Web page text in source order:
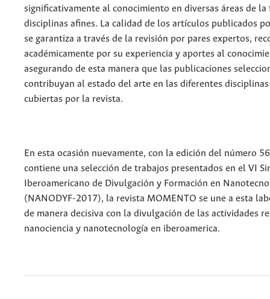
significativamente al conocimiento en diversas áreas de la
disciplinas afines. La calidad de los artículos publicados
se garantiza a través de la revisión por pares expertos,
académicamente por su experiencia y aportes al
asegurando de esta manera que las publicaciones
contribuyan al estado del arte en las diferentes disciplinas
cubiertas por la revista.
En esta ocasión nuevamente, con la edición del número
contiene una selección de trabajos presentados en el VI
Iberoamericano de Divulgación y Formación en
(NANODYF-2017), la revista MOMENTO se une a esta
de manera decisiva con la divulgación de las actividades
nanociencia y nanotecnología en iberoamerica.